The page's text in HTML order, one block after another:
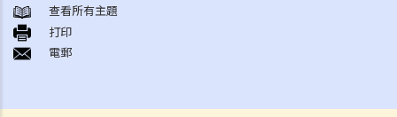
A. 火葬
B. 骨灰安置所（靈灰安置所）
C. 土葬
E. 骨灰撒海
查看所有主題
打印
電郵